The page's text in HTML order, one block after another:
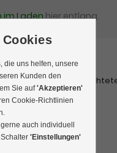
Ladenhier entlang.
Kräutertee
die uns helfen, unsere
Kunden den
Sie auf'Akzeptieren'
Cookie-Richtlinien
auch individuell
'Einstellungen'